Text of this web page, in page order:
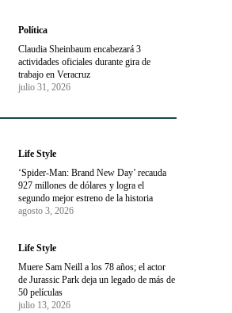
Política
Claudia Sheinbaum encabezará 3
actividades oficiales durante gira de
trabajo en Veracruz
julio 31, 2026
Life Style
‘Spider-Man: Brand New Day’ recauda
927 millones de dólares y logra el
segundo mejor estreno de la historia
agosto 3, 2026
Life Style
Muere Sam Neill a los 78 años; el actor
de Jurassic Park deja un legado de más de
50 películas
julio 13, 2026